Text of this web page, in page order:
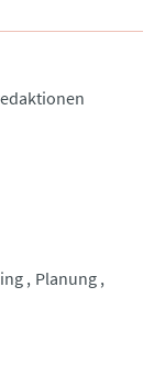
Planung